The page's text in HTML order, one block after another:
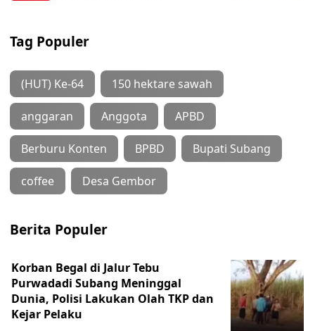
Tag Populer
(HUT) Ke-64 150 hektare sawah
anggaran Anggota APBD
Berburu Konten BPBD Bupati Subang
coffee Desa Gembor
Berita Populer
Korban Begal di Jalur Tebu
Purwadadi Subang Meninggal
Dunia, Polisi Lakukan Olah TKP dan
Kejar Pelaku